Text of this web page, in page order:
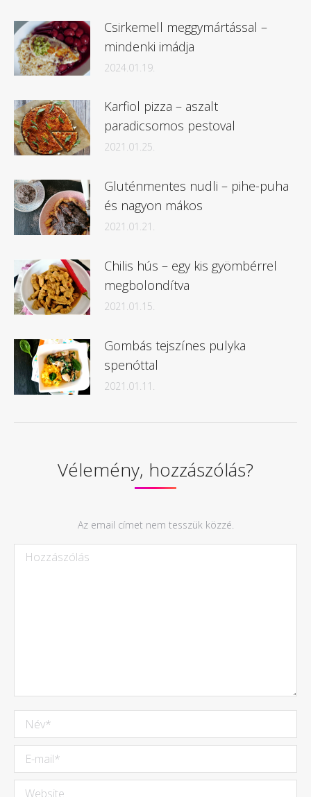
Csirkemell meggymártással –
mindenki imádja
2024.01.19.
Karfiol pizza – aszalt
paradicsomos pestoval
2021.01.25.
Gluténmentes nudli – pihe-puha
és nagyon mákos
2021.01.21.
Chilis hús – egy kis gyömbérrel
megbolondítva
2021.01.15.
Gombás tejszínes pulyka
spenóttal
2021.01.11.
Vélemény, hozzászólás?
Az email címet nem tesszük közzé.
Hozzászólás
Név *
E-mail *
Website